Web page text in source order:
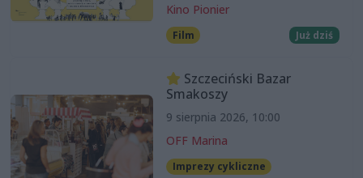
Kino Pionier
Film Już dziś
Szczeciński Bazar
Smakoszy
9 sierpnia 2026, 10:00
OFF Marina
Imprezy cykliczne